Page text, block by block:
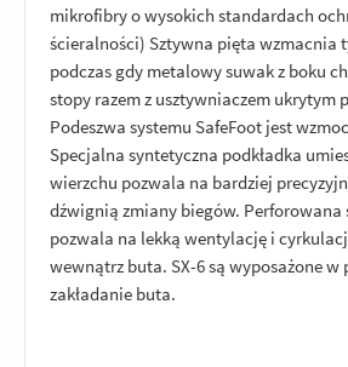
mikrofibry o wysokich standardach
ścieralności) Sztywna pięta wzmacnia
podczas gdy metalowy suwak z boku
stopy razem z usztywniaczem ukrytym
Podeszwa systemu SafeFoot jest
Specjalna syntetyczna podkładka
wierzchu pozwala na bardziej
dźwignią zmiany biegów. Perforowana
pozwala na lekką wentylację i
wewnątrz buta. SX-6 są wyposażone w
zakładanie buta.